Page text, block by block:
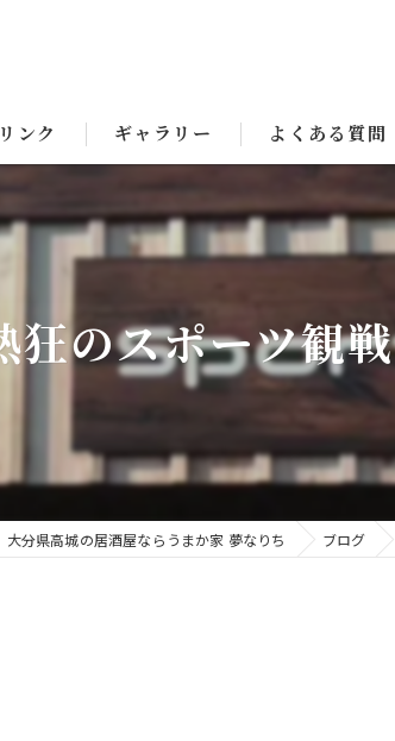
ンク ギャラリー よくある質問
狂のスポーツ観戦
大分県高城の居酒屋ならうまか家 夢なりち ブログ